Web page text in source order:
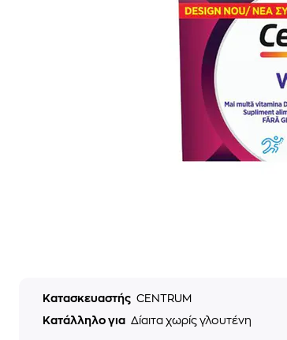
Κατασκευαστής CENTRUM
Κατάλληλο για Δίαιτα χωρίς γλουτένη